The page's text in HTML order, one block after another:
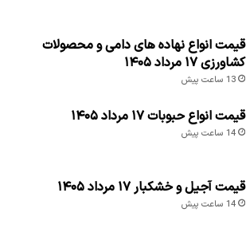
قیمت انواع نهاده های دامی و محصولات
کشاورزی ۱۷ مرداد ۱۴۰۵
13 ساعت پیش
قیمت انواع حبوبات ۱۷ مرداد ۱۴۰۵
14 ساعت پیش
قیمت آجیل و خشکبار ۱۷ مرداد ۱۴۰۵
14 ساعت پیش